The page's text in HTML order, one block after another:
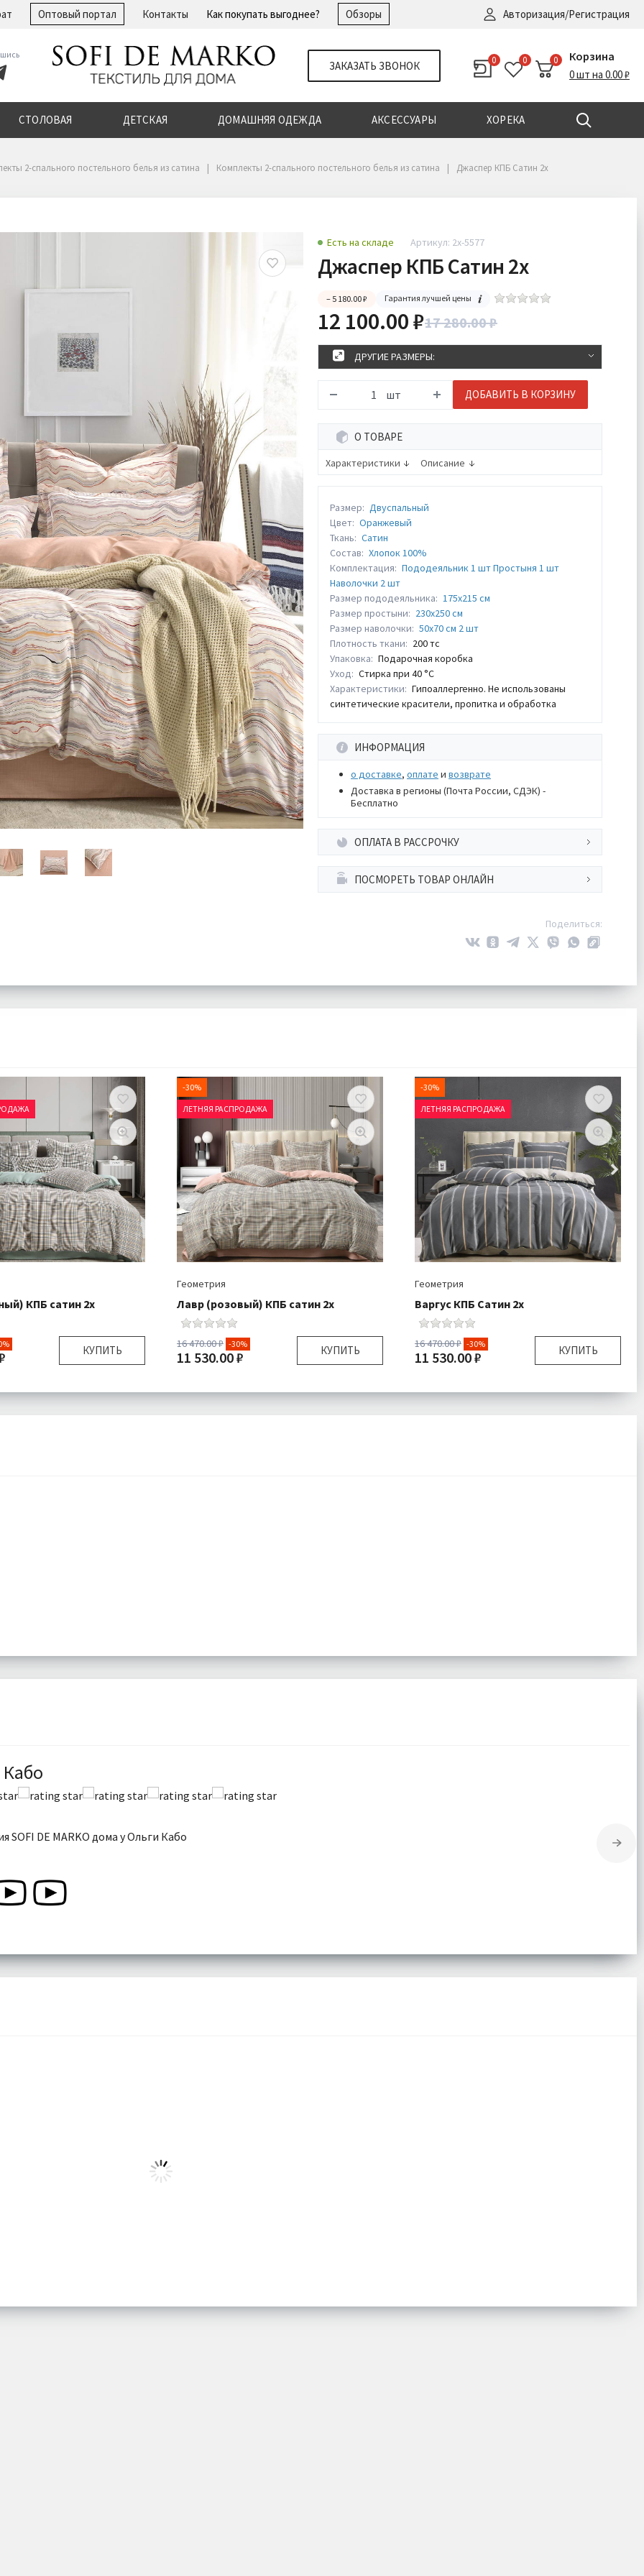
Оптовый портал Контакты Как покупать выгоднее? Обзоры Авторизация/Регистрация
ЗАКАЗАТЬ ЗВОНОК 0 0 0 Корзина
0 шт на 0.00 ₽
СТОЛОВАЯ ДЕТСКАЯ ДОМАШНЯЯ ОДЕЖДА АКСЕССУАРЫ ХОРЕКА
Регистрация
2-спального постельного белья из сатина Комплекты 2-спального постельного белья из сатина Джаспер КПБ Сатин 2х
Есть на складе Артикул: 2х-5577
Джаспер КПБ Сатин 2х
– 5 180.00 ₽ Гарантия лучшей цены
12 100.00 ₽17 280.00 ₽
ДРУГИЕ РАЗМЕРЫ:
шт ДОБАВИТЬ В КОРЗИНУ
О ТОВАРЕ
Характеристики Описание
Размер: Двуспальный
Цвет: Оранжевый
Ткань: Сатин
Состав: Хлопок 100%
Комплектация: Пододеяльник 1 шт Простыня 1 шт
Наволочки 2 шт
Размер пододеяльника: 175х215 см
Размер простыни: 230х250 см
Размер наволочки: 50х70 см 2 шт
Плотность ткани: 200 тс
Упаковка: Подарочная коробка
Уход: Стирка при 40 °С
Характеристики: Гипоаллергенно. Не использованы
синтетические красители, пропитка и обработка
ИНФОРМАЦИЯ
о доставке, оплате и возврате
Доставка в регионы (Почта России, СДЭК) -
Бесплатно
ОПЛАТА В РАССРОЧКУ
ПОСМОРЕТЬ ТОВАР ОНЛАЙН
Поделиться:
КПБ сатин 2х
КУПИТЬ
Двуспальный
-30%
ЛЕТНЯЯ РАСПРОДАЖА
Геометрия
Лавр (розовый) КПБ сатин 2х
16 470.00 ₽ -30%
11 530.00 ₽ КУПИТЬ
Размер:
Двуспальный
-30%
ЛЕТНЯЯ РАСПРОДАЖА
Геометрия
Варгус КПБ Сатин 2х
16 470.00 ₽ -30%
11 530.00 ₽ КУПИТЬ
Размер:
Двуспальный
SOFI DE MARKO дома у Ольги Кабо